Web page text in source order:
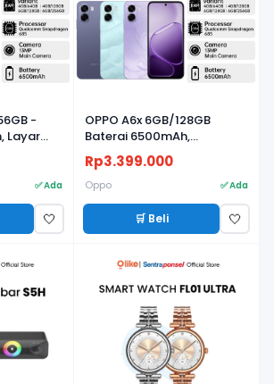
-
Layar
685
✅ Ada
🤍
OPPO A6x 6GB/128GB
Baterai 6500mAh,
Snapdragon 685, Layar
120Hz, IP64 - Garansi Resmi
Rp3.399.000
Oppo ✅ Ada
🛒 Beli 🤍